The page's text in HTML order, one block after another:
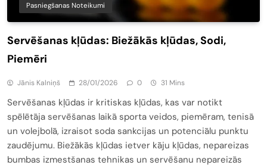
Pasniegšanas Noteikumi
Servēšanas kļūdas: Biežākās kļūdas, Sodi,
Piemēri
Jānis Kalniņš 28/01/2026 0 31 Mins
Servēšanas kļūdas ir kritiskas kļūdas, kas var notikt
spēlētāja servēšanas laikā sporta veidos, piemēram, tenisā
un volejbolā, izraisot soda sankcijas un potenciālu punktu
zaudējumu. Biežākās kļūdas ietver kāju kļūdas, nepareizas
bumbas izmestšanas tehnikas un servēšanu nepareizās